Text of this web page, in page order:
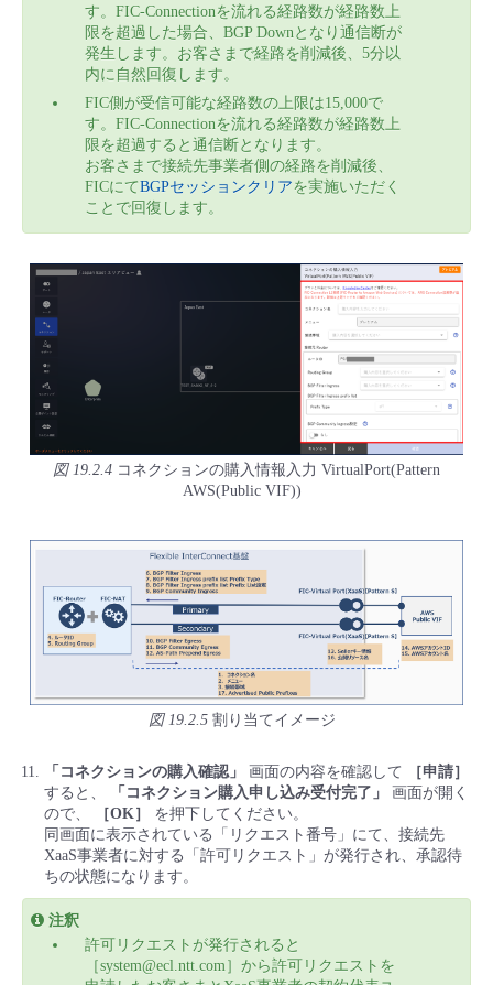
す。FIC-Connectionを流れる経路数が経路数上
限を超過した場合、BGP Downとなり通信断が
発生します。お客さまで経路を削減後、5分以
内に自然回復します。
FIC側が受信可能な経路数の上限は15,000で
す。FIC-Connectionを流れる経路数が経路数上
限を超過すると通信断となります。
お客さまで接続先事業者側の経路を削減後、
FICにてBGPセッションクリアを実施いただく
ことで回復します。
図 19.2.4 コネクションの購入情報入力 VirtualPort(Pattern
AWS(Public VIF))
図 19.2.5 割り当てイメージ
「コネクションの購入確認」 画面の内容を確認して
［申請］
すると、
「コネクション購入申し込み受付完了」
画面が開く
ので、
［OK］
を押下してください。
同画面に表示されている「リクエスト番号」にて、接続先
XaaS事業者に対する「許可リクエスト」が発行され、承認待
ちの状態になります。
注釈
許可リクエストが発行されると
［system@ecl.ntt.com］から許可リクエストを